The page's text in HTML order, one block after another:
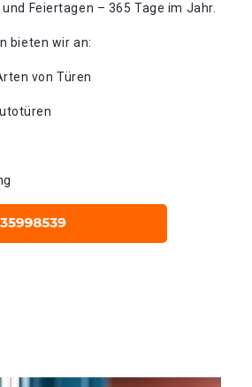
Feiertagen – 365 Tage im Jahr.
bieten wir an:
von Türen